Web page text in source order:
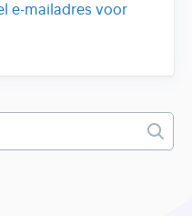
e-mailadres voor